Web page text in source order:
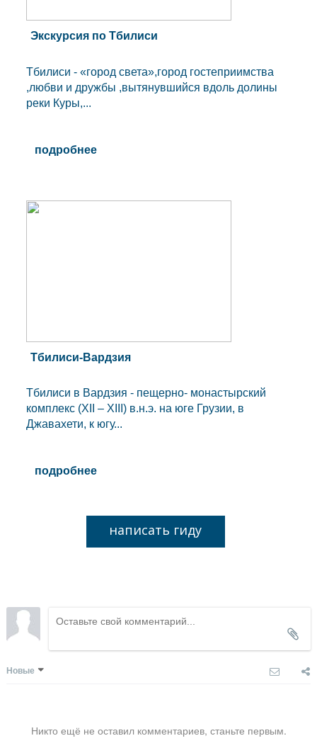
Экскурсия по Тбилиси
Тбилиси - «город света»,город гостеприимства
,любви и дружбы ,вытянувшийся вдоль долины
реки Куры,...
подробнее
Тбилиси-Вардзия
Тбилиси в Вардзия - пещерно- монастырский
комплекс (XII – XIII) в.н.э. на юге Грузии, в
Джавахети, к югу...
подробнее
написать гиду
Новые
Никто ещё не оставил комментариев, станьте первым.